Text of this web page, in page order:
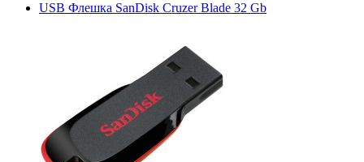
USB Флешка SanDisk Cruzer Blade 32 Gb